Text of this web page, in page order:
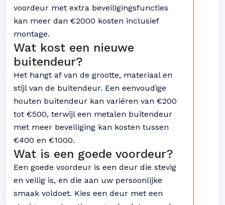
voordeur met extra beveiligingsfuncties
kan meer dan €2000 kosten inclusief
montage.
Wat kost een nieuwe
buitendeur?
Het hangt af van de grootte, materiaal en
stijl van de buitendeur. Een eenvoudige
houten buitendeur kan variëren van €200
tot €500, terwijl een metalen buitendeur
met meer beveiliging kan kosten tussen
€400 en €1000.
Wat is een goede voordeur?
Een goede voordeur is een deur die stevig
en veilig is, en die aan uw persoonlijke
smaak voldoet. Kies een deur met een